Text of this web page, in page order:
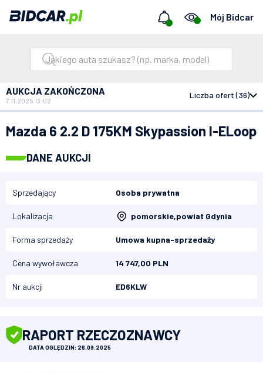
Mój Bidcar
Bidcar Aukcje
AUKCJA ZAKOŃCZONA
7.11.2025 13:02
Liczba ofert (36)
Mazda 6 2.2 D 175KM Skypassion I-ELoop
DANE AUKCJI
Sprzedający Osoba prywatna
Lokalizacja pomorskie,powiat Gdynia
Forma sprzedaży Umowa kupna-sprzedaży
Cena wywoławcza 14 747,00 PLN
Nr aukcji ED6KLW
RAPORT RZECZOZNAWCY
DATA OGLĘDZIN: 26.09.2025